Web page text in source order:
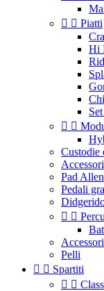
  Piatti
Hi
 
Custodie
Pad
Pedali
 
Pelli
  Spartiti
 